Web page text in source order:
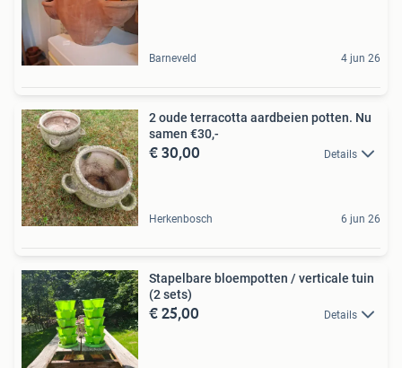
Barneveld 4 jun 26
2 oude terracotta aardbeien potten. Nu
samen €30,-
€ 30,00 Details
Herkenbosch 6 jun 26
Stapelbare bloempotten / verticale tuin
(2 sets)
€ 25,00 Details